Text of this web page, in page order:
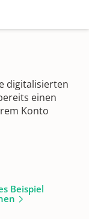
digitalisierten
einen
Konto
Beispiel